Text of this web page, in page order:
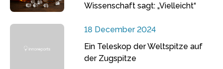
Wissenschaft sagt: „Vielleicht“
18 December 2024
Ein Teleskop der Weltspitze auf
der Zugspitze